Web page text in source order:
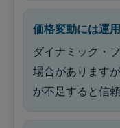
価格変動には運
ダイナミック・
場合があります
が不足すると信